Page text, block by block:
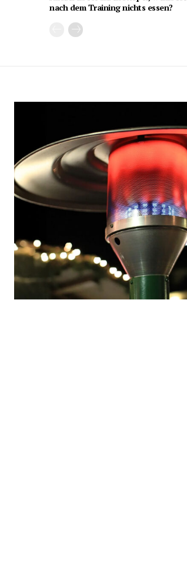
nach dem Training nichts essen?